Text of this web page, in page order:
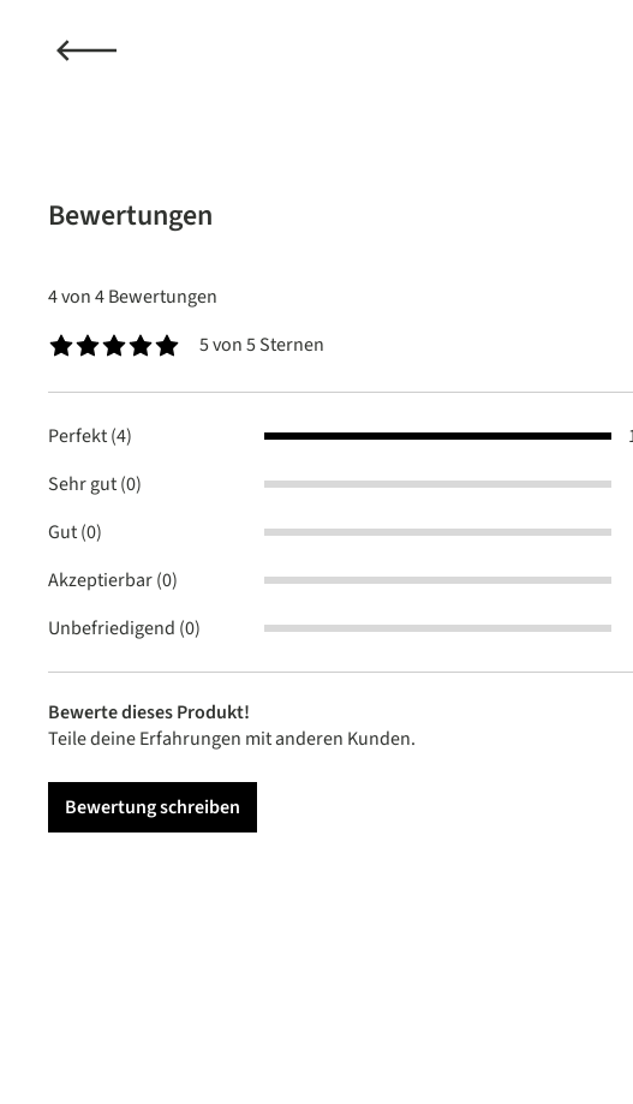
Bewertungen
4 von 4 Bewertungen
5 von 5 Sternen
Perfekt (4)
Sehr gut (0)
Gut (0)
Akzeptierbar (0)
Unbefriedigend (0)
Bewerte dieses Produkt!
Teile deine Erfahrungen mit anderen Kunden.
Bewertung schreiben